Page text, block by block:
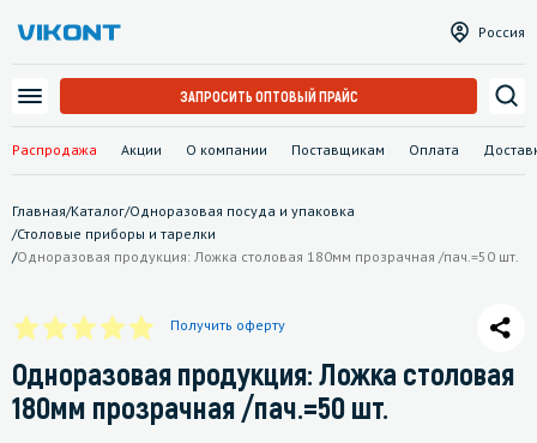
Распродажа Акции О компании Поставщикам Оплата
Россия
ЗАПРОСИТЬ ОПТОВЫЙ ПРАЙС
Главная/Каталог/Одноразовая посуда и упаковка
/Столовые приборы и тарелки
/Одноразовая продукция: Ложка столовая 180мм прозрачная /пач.=50 шт.
Получить оферту
Одноразовая продукция: Ложка столовая
180мм прозрачная /пач.=50 шт.